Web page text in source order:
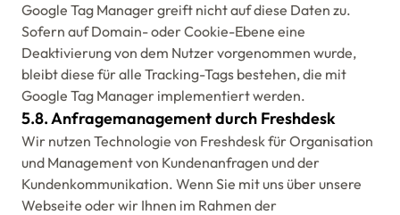
Google Tag Manager greift nicht auf diese Daten zu.
Sofern auf Domain- oder Cookie-Ebene eine
Deaktivierung von dem Nutzer vorgenommen wurde,
bleibt diese für alle Tracking-Tags bestehen, die mit
Google Tag Manager implementiert werden.
5.8. Anfragemanagement durch Freshdesk
Wir nutzen Technologie von Freshdesk für Organisation
und Management von Kundenanfragen und der
Kundenkommunikation. Wenn Sie mit uns über unsere
Webseite oder wir Ihnen im Rahmen der